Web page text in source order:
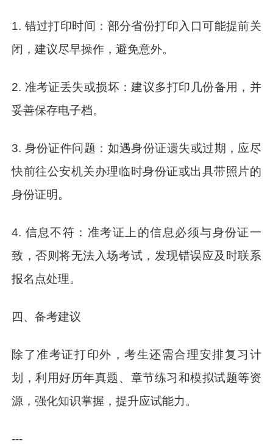
1. 错过打印时间：部分省份打印入口可能提前关
闭，建议尽早操作，避免意外。
2. 准考证丢失或损坏：建议多打印几份备用，并
妥善保存电子档。
3. 身份证件问题：如遇身份证遗失或过期，应尽
快前往公安机关办理临时身份证或出具带照片的
身份证明。
4. 信息不符：准考证上的信息必须与身份证一
致，否则将无法入场考试，发现错误应及时联系
报名点处理。
四、备考建议
除了准考证打印外，考生还需合理安排复习计
划，利用好历年真题、章节练习和模拟试题等资
源，强化知识掌握，提升应试能力。
---